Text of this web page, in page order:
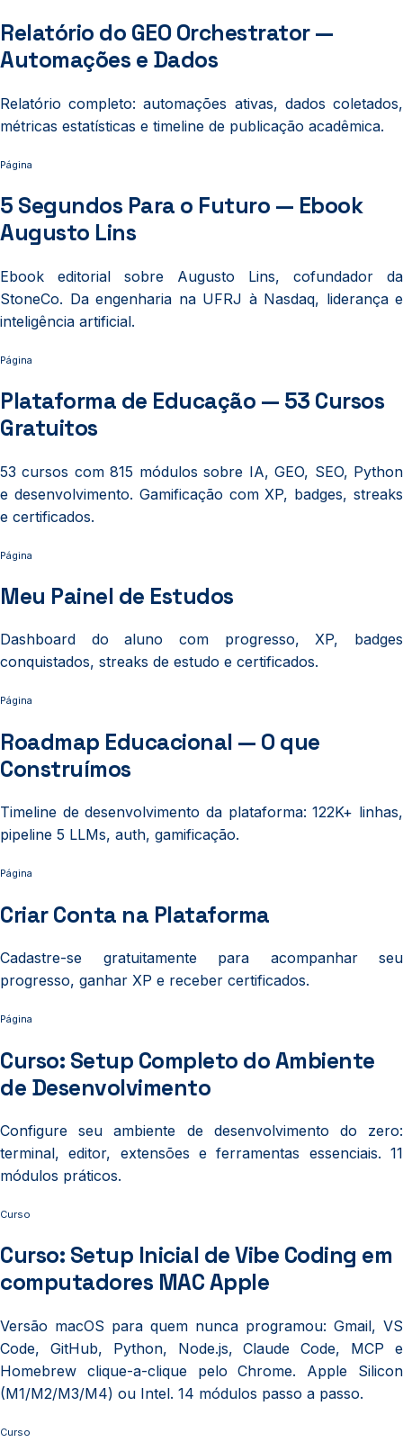
Relatório do GEO Orchestrator —
Automações e Dados
Relatório completo: automações ativas, dados coletados,
métricas estatísticas e timeline de publicação acadêmica.
Página
5 Segundos Para o Futuro — Ebook
Augusto Lins
Ebook editorial sobre Augusto Lins, cofundador da
StoneCo. Da engenharia na UFRJ à Nasdaq, liderança e
inteligência artificial.
Página
Plataforma de Educação — 53 Cursos
Gratuitos
53 cursos com 815 módulos sobre IA, GEO, SEO, Python
e desenvolvimento. Gamificação com XP, badges, streaks
e certificados.
Página
Meu Painel de Estudos
Dashboard do aluno com progresso, XP, badges
conquistados, streaks de estudo e certificados.
Página
Roadmap Educacional — O que
Construímos
Timeline de desenvolvimento da plataforma: 122K+ linhas,
pipeline 5 LLMs, auth, gamificação.
Página
Criar Conta na Plataforma
Cadastre-se gratuitamente para acompanhar seu
progresso, ganhar XP e receber certificados.
Página
Curso: Setup Completo do Ambiente
de Desenvolvimento
Configure seu ambiente de desenvolvimento do zero:
terminal, editor, extensões e ferramentas essenciais. 11
módulos práticos.
Curso
Curso: Setup Inicial de Vibe Coding em
computadores MAC Apple
Versão macOS para quem nunca programou: Gmail, VS
Code, GitHub, Python, Node.js, Claude Code, MCP e
Homebrew clique-a-clique pelo Chrome. Apple Silicon
(M1/M2/M3/M4) ou Intel. 14 módulos passo a passo.
Curso